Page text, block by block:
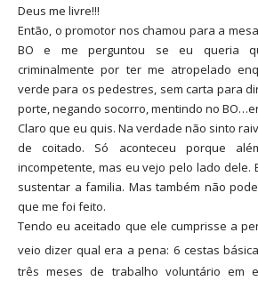
Deus me livre!!!
Então, o promotor nos chamou para a
BO e me perguntou se eu queria
criminalmente por ter me atropelado
verde para os pedestres, sem carta para
porte, negando socorro, mentindo no
Claro que eu quis. Na verdade não sinto
de coitado. Só aconteceu porque
incompetente, mas eu vejo pelo lado dele.
sustentar a familia. Mas também não
que me foi feito.
Tendo eu aceitado que ele cumprisse a
veio dizer qual era a pena: 6 cestas
três meses de trabalho voluntário em